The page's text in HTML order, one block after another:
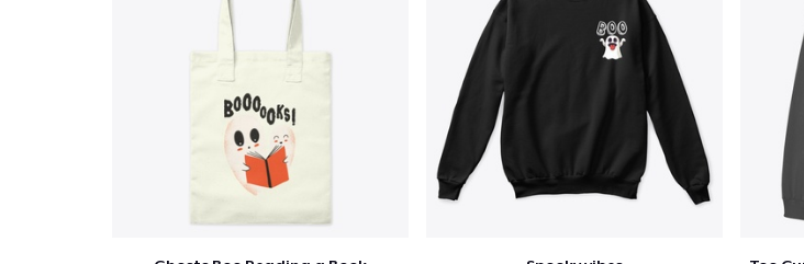
US$ 44,99
Tru Transfer Unisex Crewneck Sweatshirt
US$ 38,99
Tru Transfer Printed Unisex Premium Hoodie
US$ 52,99